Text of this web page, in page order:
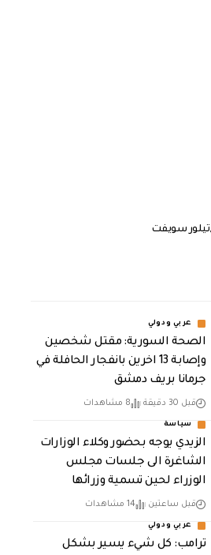
تيلور سويفت
عربي ودولي
الصحة السورية: مقتل شخصين
وإصابة 13 اخرين بانفجار الحافلة في
جرمانا بريف دمشق
قبل 30 دقيقة 8 مشاهدات
سياسة
الزيدي يوجه بحضور وكلاء الوزارات
الشاغرة الى جلسات مجلس
الوزراء لحين تسمية وزرائها
قبل ساعتين 14 مشاهدات
عربي ودولي
ترامب: كل شيء يسير بشكل